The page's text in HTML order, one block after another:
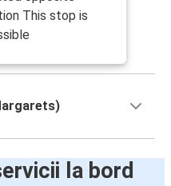
This stop is
la bord